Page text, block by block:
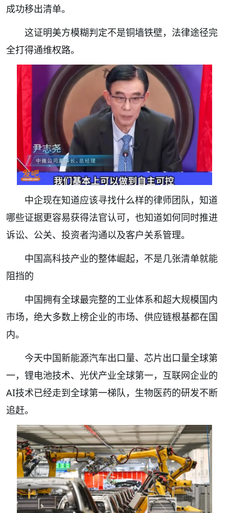
成功移出清单。
这证明美方模糊判定不是铜墙铁壁，法律途径完
全打得通维权路。
中企现在知道应该寻找什么样的律师团队，知道
哪些证据更容易获得法官认可，也知道如何同时推进
诉讼、公关、投资者沟通以及客户关系管理。
中国高科技产业的整体崛起，不是几张清单就能
阻挡的
中国拥有全球最完整的工业体系和超大规模国内
市场，绝大多数上榜企业的市场、供应链根基都在国
内。
今天中国新能源汽车出口量、芯片出口量全球第
一，锂电池技术、光伏产业全球第一，互联网企业的
AI技术已经走到全球第一梯队，生物医药的研发不断
追赶。